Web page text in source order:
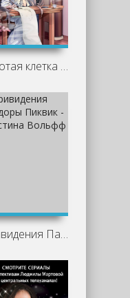
Золотая клетка - Юй Сы
Привидения Пандоры Пиквик - Кристина Вольфф